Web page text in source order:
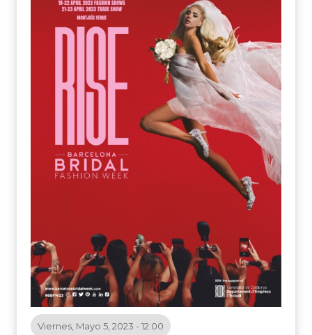
Viernes, Mayo 5, 2023 - 12:00